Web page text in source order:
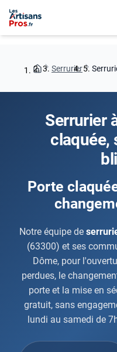
Serrurier
Serrurier
claquée,
Porte
Notre équipe de
(63300) et ses
Dôme, pour
perdues, le
porte et la mise en
gratuit, sans
lundi au samedi de